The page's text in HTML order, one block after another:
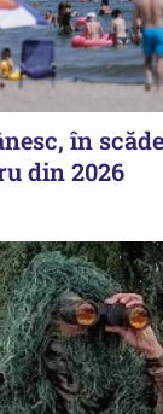
în
din 2026